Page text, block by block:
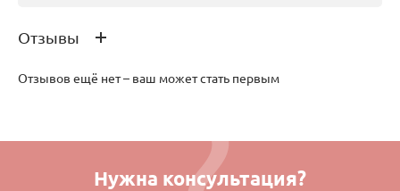
Отзывы
Отзывов ещё нет – ваш может стать первым
Нужна консультация?